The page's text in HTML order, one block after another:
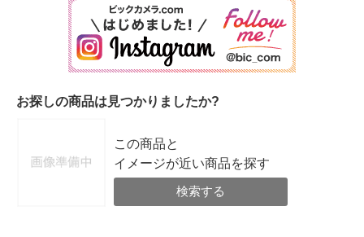
お探しの商品は見つかりましたか?
この商品と
イメージが近い商品を探す
検索する